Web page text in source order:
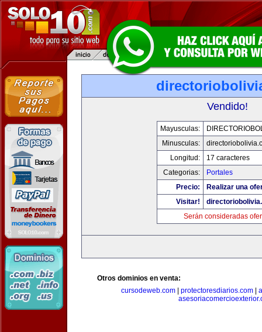
Vendido!
Mayusculas:
Minusculas:
Longitud:
17 caracteres
Categorias:
Portales
Precio:
Realizar una
Visitar!
Serán consideradas
Otros dominios en venta:
cursodeweb.com
protectoresdiarios.com